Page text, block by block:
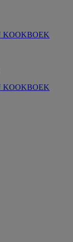
KOOKBOEK
KOOKBOEK